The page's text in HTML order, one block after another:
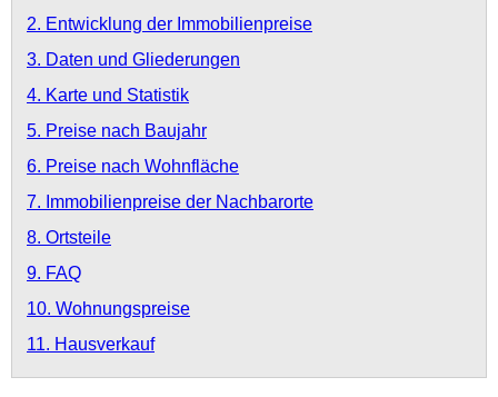
2. Entwicklung der Immobilienpreise
3. Daten und Gliederungen
4. Karte und Statistik
5. Preise nach Baujahr
6. Preise nach Wohnfläche
7. Immobilienpreise der Nachbarorte
8. Ortsteile
9. FAQ
10. Wohnungspreise
11. Hausverkauf